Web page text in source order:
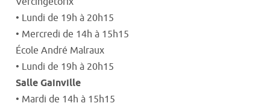
• Lundi de 19h à 20h15
• Mercredi de 14h à 15h15
École André Malraux
• Lundi de 19h à 20h15
Salle Gainville
• Mardi de 14h à 15h15